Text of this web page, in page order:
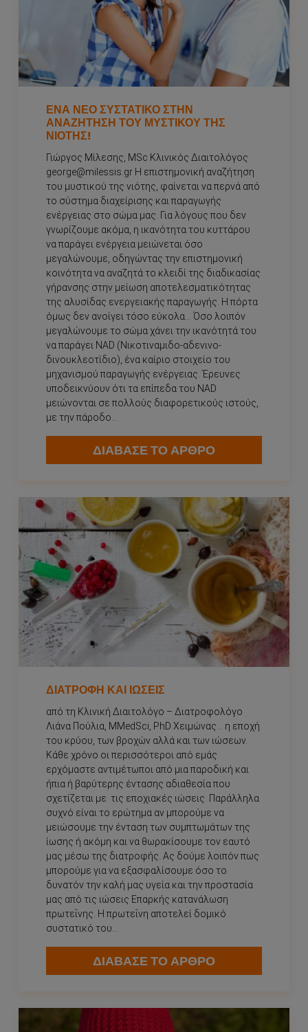
ΈΝΑ ΝΈΟ ΣΥΣΤΑΤΙΚΌ ΣΤΗΝ
ΑΝΑΖΉΤΗΣΗ ΤΟΥ ΜΥΣΤΙΚΟΎ ΤΗΣ
ΝΙΌΤΗΣ!
Γιώργος Μίλεσης, MSc Κλινικός Διαιτολόγος
george@milessis.gr Η επιστημονική αναζήτηση
του μυστικού της νιότης, φαίνεται να περνά από
το σύστημα διαχείρισης και παραγωγής
ενέργειας στο σώμα μας. Για λόγους που δεν
γνωρίζουμε ακόμα, η ικανότητα του κυττάρου
να παράγει ενέργεια μειώνεται όσο
μεγαλώνουμε, οδηγώντας την επιστημονική
κοινότητα να αναζητά το κλειδί της διαδικασίας
γήρανσης στην μείωση αποτελεσματικότητας
της αλυσίδας ενεργειακής παραγωγής. Η πόρτα
όμως δεν ανοίγει τόσο εύκολα… Όσο λοιπόν
μεγαλώνουμε το σώμα χάνει την ικανότητά του
να παράγει NAD (Νικοτιναμιδο-αδενινο-
δινουκλεοτίδιο), ένα καίριο στοιχείο του
μηχανισμού παραγωγής ενέργειας. Έρευνες
υποδεικνύουν ότι τα επίπεδα του NAD
μειώνονται σε πολλούς διαφορετικούς ιστούς,
με την πάροδο...
ΔΙΑΒΑΣΕ ΤΟ ΑΡΘΡΟ
ΔΙΑΤΡΟΦΉ ΚΑΙ ΙΏΣΕΙΣ
από τη Κλινική Διαιτολόγο – Διατροφολόγο
Λιάνα Πούλια, MMedSci, PhD Χειμώνας… η εποχή
του κρύου, των βροχών αλλά και των ιώσεων.
Κάθε χρόνο οι περισσότεροι από εμάς
ερχόμαστε αντιμέτωποι από μια παροδική και
ήπια ή βαρύτερης έντασης αδιαθεσία που
σχετίζεται με τις εποχιακές ιώσεις. Παράλληλα
συχνό είναι το ερώτημα αν μπορούμε να
μειώσουμε την ένταση των συμπτωμάτων της
ίωσης ή ακόμη και να θωρακίσουμε τον εαυτό
μας μέσω της διατροφής. Ας δούμε λοιπόν πως
μπορούμε για να εξασφαλίσουμε όσο το
δυνατόν την καλή μας υγεία και την προστασία
μας από τις ιώσεις Επαρκής κατανάλωση
πρωτεΐνης. Η πρωτεΐνη αποτελεί δομικό
συστατικό του...
ΔΙΑΒΑΣΕ ΤΟ ΑΡΘΡΟ